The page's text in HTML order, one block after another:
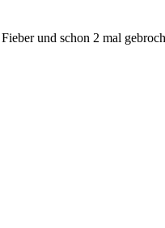
und schon 2 mal